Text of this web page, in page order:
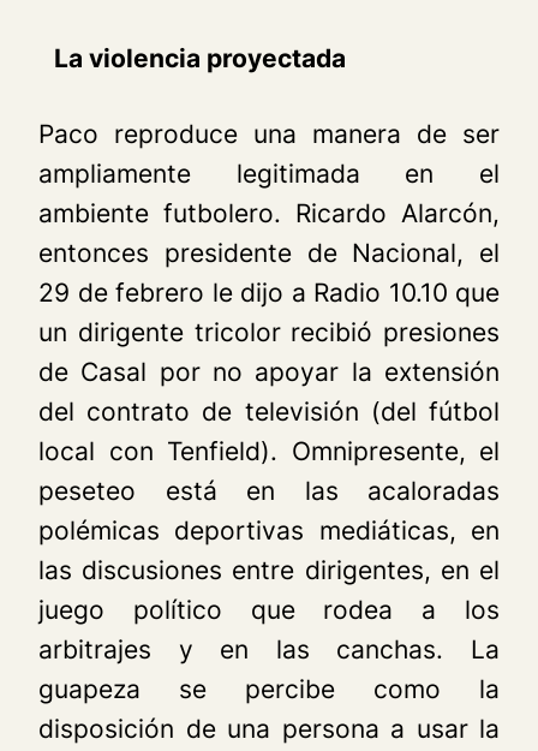
La violencia proyectada
Paco reproduce una manera de ser
ampliamente legitimada en el
ambiente futbolero. Ricardo Alarcón,
entonces presidente de Nacional, el
29 de febrero le dijo a Radio 10.10 que
un dirigente tricolor recibió presiones
de Casal por no apoyar la extensión
del contrato de televisión (del fútbol
local con Tenfield). Omnipresente, el
peseteo está en las acaloradas
polémicas deportivas mediáticas, en
las discusiones entre dirigentes, en el
juego político que rodea a los
arbitrajes y en las canchas. La
guapeza se percibe como la
disposición de una persona a usar la